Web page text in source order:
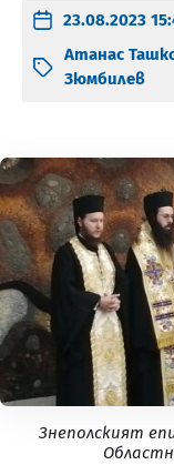
23.08.2023
Атанас
Зюмбилев
Знеполският